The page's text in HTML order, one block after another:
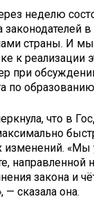
неделю
законодателей
страны. И
к реализации
при
по
что в
изменений. «Мы
направленной
закона и
— сказала она.